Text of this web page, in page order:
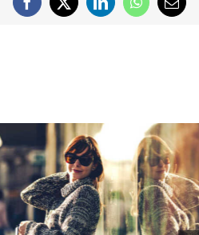
Facebook
X LinkedInWhatsApp
Email